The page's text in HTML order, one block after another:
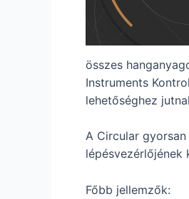
összes
Instruments
lehetőséghez
A Circular
lépésvezérlőjének
Főbb jellemzők: